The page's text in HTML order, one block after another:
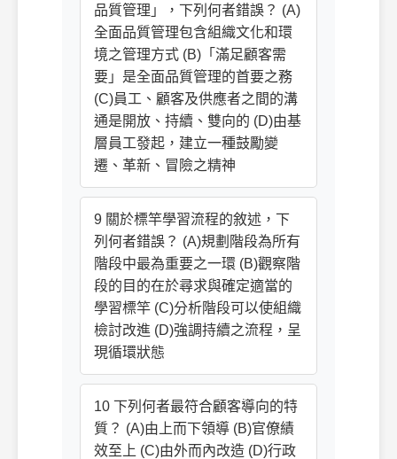
品質管理」，下列何者錯誤？ (A)
全面品質管理包含組織文化和環
境之管理方式 (B)「滿足顧客需
要」是全面品質管理的首要之務
(C)員工、顧客及供應者之間的溝
通是開放、持續、雙向的 (D)由基
層員工發起，建立一種鼓勵變
遷、革新、冒險之精神
9 關於標竿學習流程的敘述，下
列何者錯誤？ (A)規劃階段為所有
階段中最為重要之一環 (B)觀察階
段的目的在於尋求與確定適當的
學習標竿 (C)分析階段可以使組織
檢討改進 (D)強調持續之流程，呈
現循環狀態
10 下列何者最符合顧客導向的特
質？ (A)由上而下領導 (B)官僚績
效至上 (C)由外而內改造 (D)行政